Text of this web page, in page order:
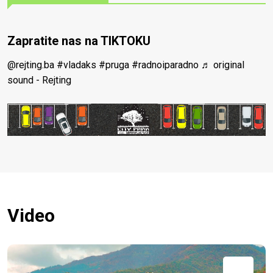
Zapratite nas na TIKTOKU
@rejting.ba #vladaks #pruga #radnoiparadno ♬ original
sound - Rejting
Video